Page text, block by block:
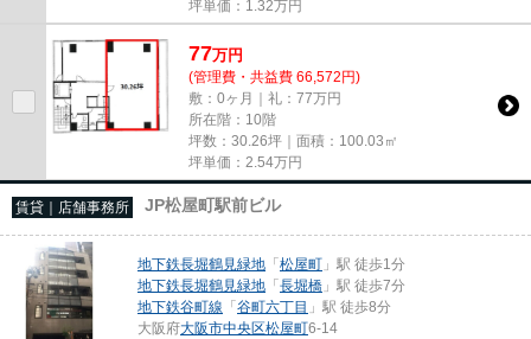
坪単価： 1.32万円
77万円
(管理費・共益費 66,572円)
敷：0ヶ月｜礼：77万円
所在階：10階
坪数：30.26坪｜面積：100.03㎡
坪単価： 2.54万円
賃貸｜店舗事務所 JP松屋町駅前ビル
地下鉄長堀鶴見緑地 「松屋町 」駅 徒歩1分
地下鉄長堀鶴見緑地 「長堀橋 」駅 徒歩7分
地下鉄谷町線 「谷町六丁目 」駅 徒歩8分
大阪府大阪市中央区松屋町6-14